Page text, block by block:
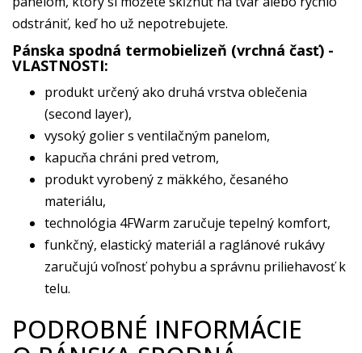
odstrániť, keď ho už nepotrebujete.
Pánska spodná termobielizeň (vrchná časť) -
VLASTNOSTI:
produkt určený ako druhá vrstva oblečenia
(second layer),
vysoký golier s ventilačným panelom,
kapucňa chráni pred vetrom,
produkt vyrobený z mäkkého, česaného
materiálu,
technológia 4FWarm zaručuje tepelný komfort,
funkčný, elastický materiál a raglánové rukávy
zaručujú voľnosť pohybu a správnu priliehavosť k
telu.
PODROBNÉ INFORMÁCIE